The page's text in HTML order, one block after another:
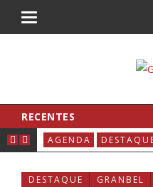
RECENTES
AGENDA
DESTAQUE GRANBEL